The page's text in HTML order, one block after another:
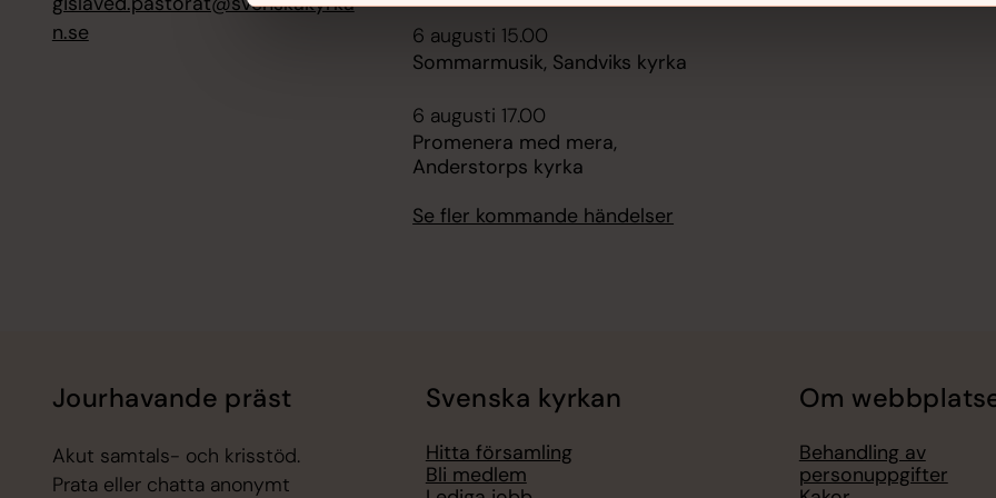
n.se
6 augusti 15.00
Sommarmusik, Sandviks kyrka
6 augusti 17.00
Promenera med mera,
Anderstorps kyrka
Se fler kommande händelser
Jourhavande präst
Akut samtals- och krisstöd.
Prata eller chatta anonymt
Svenska kyrkan
Hitta församling
Bli medlem
Om
Behandling av
personuppgifter